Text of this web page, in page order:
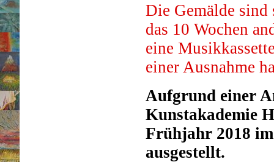
Die Gemälde sind
das 10 Wochen
eine
einer Ausnahme
Aufgrund einer
Kunstakademie
Frühjahr 2018
ausgestellt.